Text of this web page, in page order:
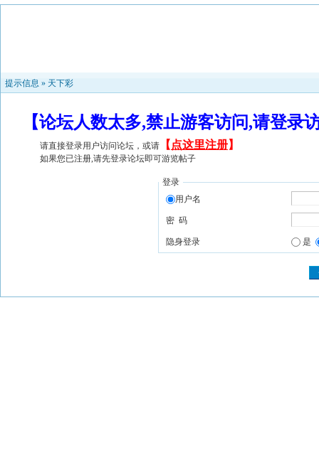
提示信息 » 天下彩
【论坛人数太多,禁止游客访问,请登
请直接登录用户访问论坛，或请 【 点这里注册】
如果您已注册,请先登录论坛即可游览帖子
登录
用户名
密 码
隐身登录 是